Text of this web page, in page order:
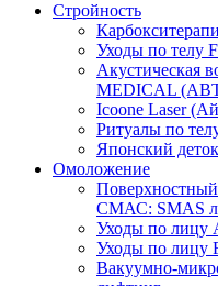
Стройность
Уходы по телу
Акустическая
MEDICAL
Icoone Laser
Ритуалы по
Японский
Омоложение
СМАС: SMAS
Уходы по лицу
Уходы по лицу
Вакуумно-